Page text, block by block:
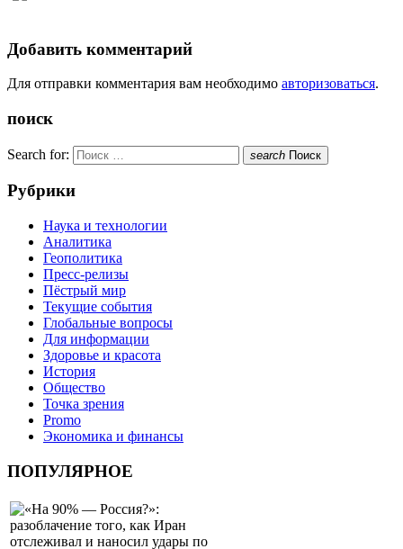
Добавить комментарий
Для отправки комментария вам необходимо авторизоваться.
поиск
Search for: search Поиск
Рубрики
Наука и технологии
Аналитика
Геополитика
Пресс-релизы
Пёстрый мир
Текущие события
Глобальные вопросы
Для информации
Здоровье и красота
История
Общество
Точка зрения
Promo
Экономика и финансы
ПОПУЛЯРНОЕ